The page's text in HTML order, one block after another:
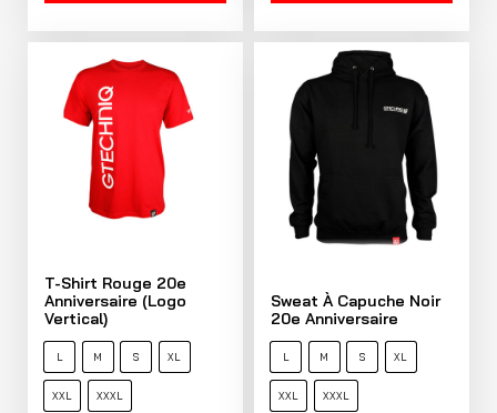
T-Shirt Rouge 20e
Anniversaire (logo
Vertical)
L M S XL
XXL XXXL
Sweat À Capuche Noir
20e Anniversaire
L M S XL
XXL XXXL